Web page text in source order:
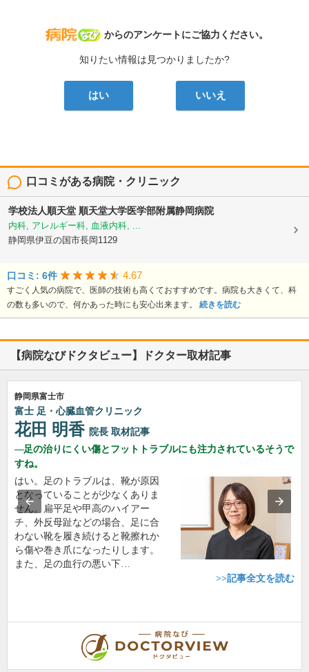
病院なび
からのアンケートにご協力ください。
知りたい情報は見つかりましたか?
はい いいえ
口コミがある病院・クリニック
学校法人順天堂 順天堂大学医学部附属静岡病院
内科, アレルギー科, 血液内科, ...
静岡県伊豆の国市長岡1129
口コミ: 6件 4.67
すごく人気の病院で、医師の技術も高くておすすめです。病院も大きくて、科
の数も多いので、何かあった時にも安心出来ます。 続きを読む
【病院なびドクタビュー】ドクター取材記事
静岡県富士市
富士 足・心臓血管クリニック
花田 明香 院長 取材記事
足の治りにくい傷とフットトラブルにも注力されているそうで
すね。
はい。足のトラブルは、靴が原因
となっていることが少なくありま
せん。扁平足や甲高のハイアー
チ、外反母趾などの場合、足に合
わない靴を履き続けると靴擦れか
ら傷や巻き爪になったりします。
また、足の血行の悪い下…
>>記事全文を読む